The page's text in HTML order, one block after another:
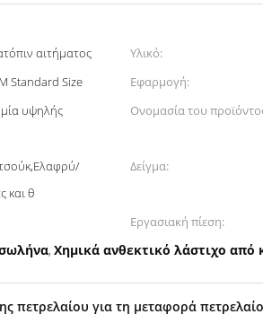
αιτήματος Υλικό:
Standard Size Εφαρμογή:
μία υψηλής
Ονομασία του
και θ
Δείγμα:
Εργασιακή πίεση:
, Χημικά ανθεκτικό λάστιχο από
πετρελαίου για τη μεταφορά